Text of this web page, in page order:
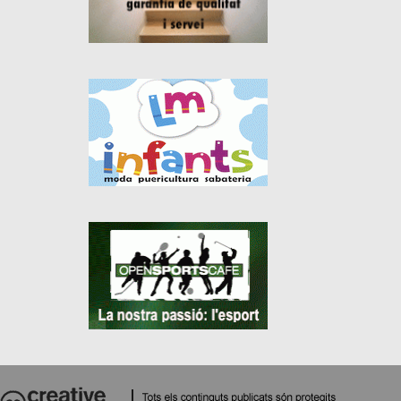
Mentre tot això
faltaven pas! Els
músics, que només
inclouen el “volaré”
dins el seu
repertori, la
“sinyiori, sinyiora”
que puja a Premià,
la senyora que
porta tot el viatge
dormint amb la
boca oberta, el que
ronca de tan en tan,
el que no s’ha
dutxat al matí, el de
borratxo... i tants i
dia connectat per si
Rèien, xerraven,
sopaven, feien
copes, es
connectaven,
tornaven a riure, a
xerrar, a sopar.
a veure?
M’agradaria veure-
la cada dia. Vaig a
buscar-la a casa.
D’avui no passa.